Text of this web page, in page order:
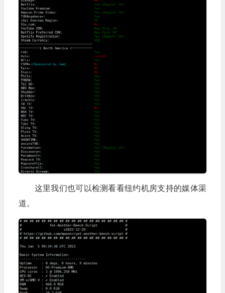
这里我们也可以检测看看纽约机房支持的媒体渠
道。